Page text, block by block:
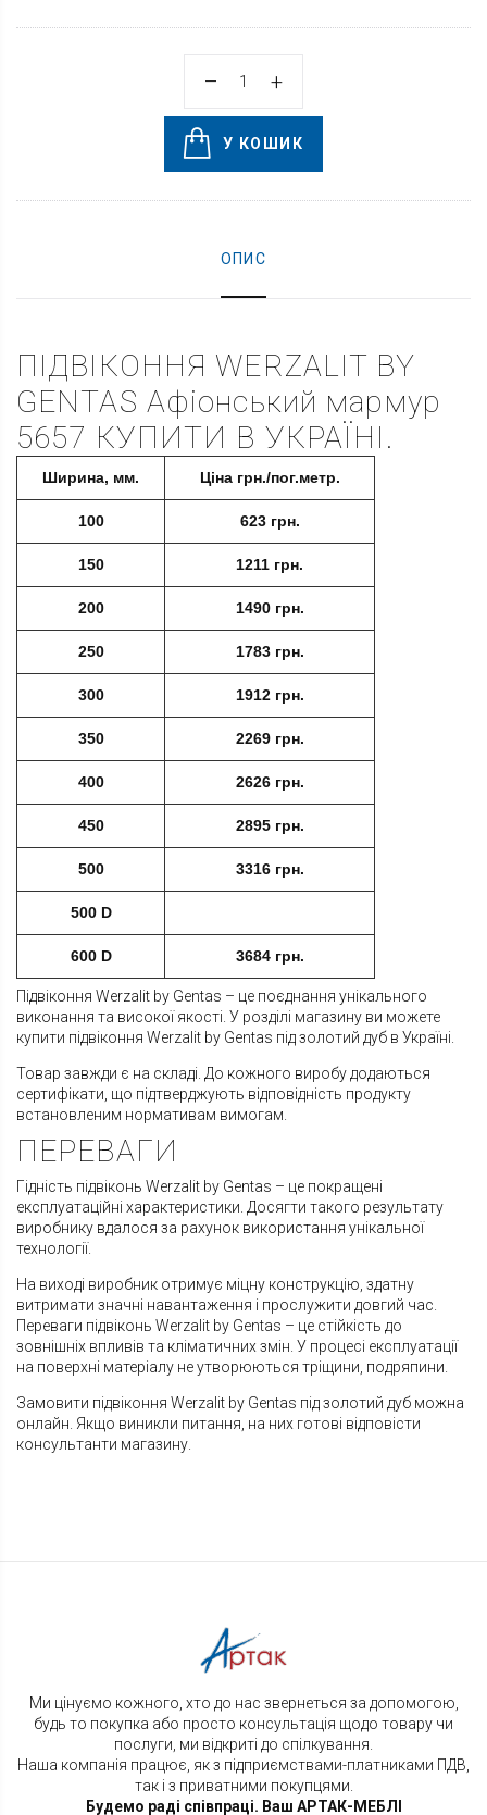
У КОШИК
ОПИС
ПІДВІКОННЯ WERZALIT BY
GENTAS Афіонський мармур
5657 КУПИТИ В УКРАЇНІ.
Ширина, мм. Ціна грн./пог.метр.
100 623 грн.
150 1211 грн.
200 1490 грн.
250 1783 грн.
300 1912 грн.
350 2269 грн.
400 2626 грн.
450 2895 грн.
500 3316 грн.
500 D
600 D 3684 грн.
Підвіконня Werzalit by Gentas – це поєднання унікального
виконання та високої якості. У розділі магазину ви можете
купити підвіконня Werzalit by Gentas під золотий дуб в Україні.
Товар завжди є на складі. До кожного виробу додаються
сертифікати, що підтверджують відповідність продукту
встановленим нормативам вимогам.
ПЕРЕВАГИ
Гідність підвіконь Werzalit by Gentas – це покращені
експлуатаційні характеристики. Досягти такого результату
виробнику вдалося за рахунок використання унікальної
технології.
На виході виробник отримує міцну конструкцію, здатну
витримати значні навантаження і прослужити довгий час.
Переваги підвіконь Werzalit by Gentas – це стійкість до
зовнішніх впливів та кліматичних змін. У процесі експлуатації
на поверхні матеріалу не утворюються тріщини, подряпини.
Замовити підвіконня Werzalit by Gentas під золотий дуб можна
онлайн. Якщо виникли питання, на них готові відповісти
консультанти магазину.
Ми цінуємо кожного, хто до нас звернеться за допомогою,
будь то покупка або просто консультація щодо товару чи
послуги, ми відкриті до спілкування.
Наша компанія працює, як з підприємствами-платниками ПДВ,
так і з приватними покупцями.
Будемо раді співпраці. Ваш АРТАК-МЕБЛІ